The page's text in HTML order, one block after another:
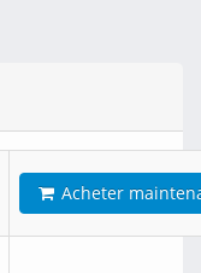
Acheter